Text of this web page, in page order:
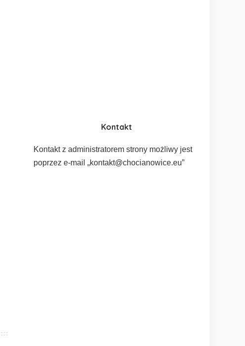
Kontakt
Kontakt z administratorem strony możliwy jest
poprzez e-mail „kontakt@chocianowice.eu”